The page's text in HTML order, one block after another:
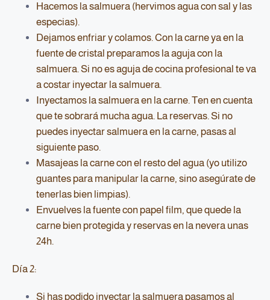
Hacemos la salmuera (hervimos agua con sal y las
especias).
Dejamos enfriar y colamos. Con la carne ya en la
fuente de cristal preparamos la aguja con la
salmuera. Si no es aguja de cocina profesional te va
a costar inyectar la salmuera.
Inyectamos la salmuera en la carne. Ten en cuenta
que te sobrará mucha agua. La reservas. Si no
puedes inyectar salmuera en la carne, pasas al
siguiente paso.
Masajeas la carne con el resto del agua (yo utilizo
guantes para manipular la carne, sino asegúrate de
tenerlas bien limpias).
Envuelves la fuente con papel film, que quede la
carne bien protegida y reservas en la nevera unas
24h.
Día 2:
Si has podido inyectar la salmuera pasamos al